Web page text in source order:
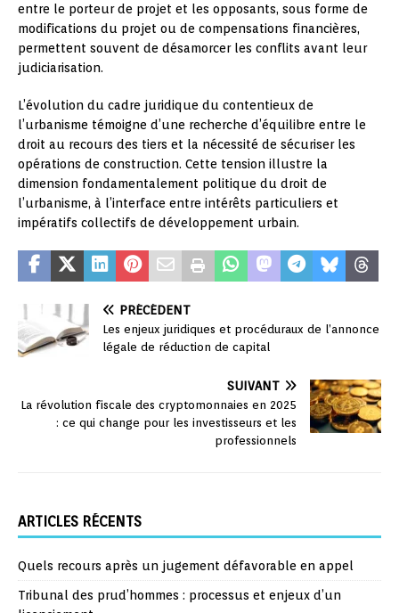
entre le porteur de projet et les opposants, sous forme de
modifications du projet ou de compensations financières,
permettent souvent de désamorcer les conflits avant leur
judiciarisation.
L’évolution du cadre juridique du contentieux de
l’urbanisme témoigne d’une recherche d’équilibre entre le
droit au recours des tiers et la nécessité de sécuriser les
opérations de construction. Cette tension illustre la
dimension fondamentalement politique du droit de
l’urbanisme, à l’interface entre intérêts particuliers et
impératifs collectifs de développement urbain.
PRÉCÉDENT
Les enjeux juridiques et procéduraux de l’annonce
légale de réduction de capital
SUIVANT
La révolution fiscale des cryptomonnaies en 2025
: ce qui change pour les investisseurs et les
professionnels
ARTICLES RÉCENTS
Quels recours après un jugement défavorable en appel
Tribunal des prud’hommes : processus et enjeux d’un